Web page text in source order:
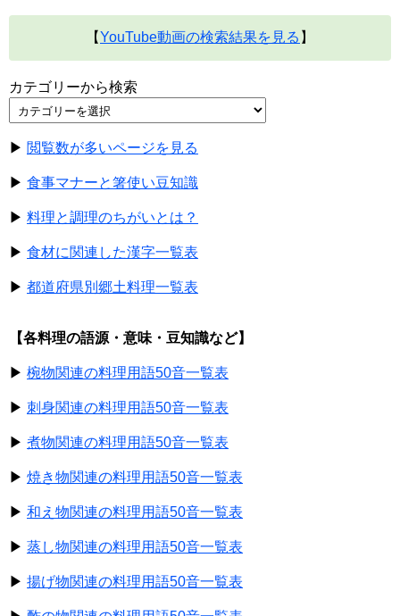
【YouTube動画の検索結果を見る 】
カテゴリーから検索
▶ 閲覧数が多いページを見る
▶ 食事マナーと箸使い豆知識
▶ 料理と調理のちがいとは？
▶ 食材に関連した漢字一覧表
▶ 都道府県別郷土料理一覧表
【各料理の語源・意味・豆知識など】
▶ 椀物関連の料理用語50音一覧表
▶ 刺身関連の料理用語50音一覧表
▶ 煮物関連の料理用語50音一覧表
▶ 焼き物関連の料理用語50音一覧表
▶ 和え物関連の料理用語50音一覧表
▶ 蒸し物関連の料理用語50音一覧表
▶ 揚げ物関連の料理用語50音一覧表